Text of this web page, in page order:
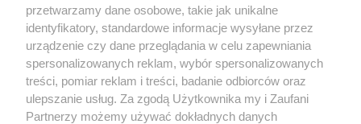
Kultura
X Facebook Instagram Youtube
przetwarzamy dane osobowe, takie jak unikalne
identyfikatory, standardowe informacje wysyłane przez
urządzenie czy dane przeglądania w celu zapewniania
spersonalizowanych reklam, wybór spersonalizowanych
treści, pomiar reklam i treści, badanie odbiorców oraz
ulepszanie usług. Za zgodą Użytkownika my i Zaufani
Partnerzy możemy używać dokładnych danych